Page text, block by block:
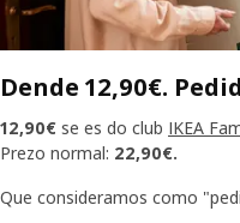
Dende 12,90€.
12,90€ se es do club IKEA
Prezo normal: 22,90€.
Que consideramos como